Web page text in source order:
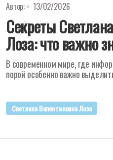
Автор: 13/02/2026
Секреты
Лоза: что важно
В современном мире, где
порой особенно важно
Светлана Валентиновна Лоза